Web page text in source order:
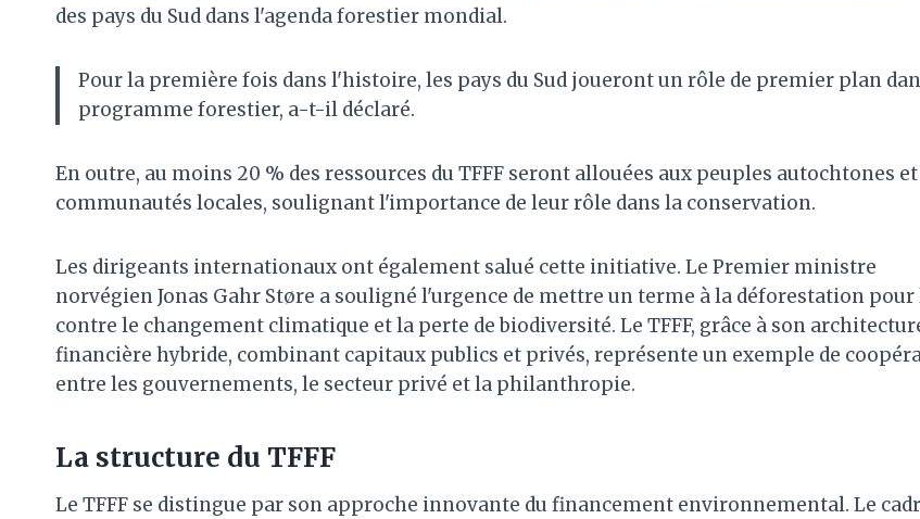
des pays du Sud dans l'agenda forestier mondial.
Pour la première fois dans l'histoire, les pays du Sud joueront un rôle de premier plan
programme forestier, a-t-il déclaré.
En outre, au moins 20 % des ressources du TFFF seront allouées aux peuples autochtones
communautés locales, soulignant l'importance de leur rôle dans la conservation.
Les dirigeants internationaux ont également salué cette initiative. Le Premier ministre
norvégien Jonas Gahr Støre a souligné l'urgence de mettre un terme à la déforestation
contre le changement climatique et la perte de biodiversité. Le TFFF, grâce à son
financière hybride, combinant capitaux publics et privés, représente un exemple de
entre les gouvernements, le secteur privé et la philanthropie.
La structure du TFFF
Le TFFF se distingue par son approche innovante du financement environnemental. Le